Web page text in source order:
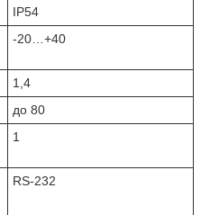
IP54
-20…+40
1,4
до 80
1
RS-232